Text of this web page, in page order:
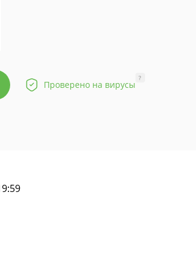
Проверено на вирусы
?